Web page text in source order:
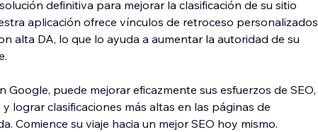
definitiva para mejorar la clasificación de su sitio
aplicación ofrece vínculos de retroceso personalizados
alta DA, lo que lo ayuda a aumentar la autoridad de su
puede mejorar eficazmente sus esfuerzos de SEO,
lograr clasificaciones más altas en las páginas de
Comience su viaje hacia un mejor SEO hoy mismo.